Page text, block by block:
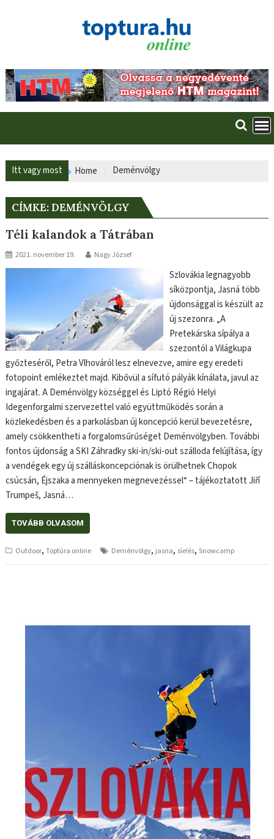
Itt vagy most Home Deménvölgy
CÍMKE: DEMÉNVÖLGY
Téli kalandok a Tátrában
2021. november 19. Nagy József
Szlovákia legnagyobb
síközpontja, Jasná több
újdonsággal is készült az
új szezonra. „A
Pretekárska sípálya a
szezontól a Világkupa
győzteséről, Petra Vlhováról lesz elnevezve, amire egy eredeti
fotopoint emlékeztet majd. Kibővül a sífutó pályák kínálata, javul az
ingajárat. A Deménvölgy községgel és Liptó Régió Helyi
Idegenforgalmi szervezettel való együttműködés során a
közlekedésben és a parkolásban új koncepció kerül bevezetésre,
amely csökkentheti a forgalomsűrűséget Deménvölgyben. További
fontos újdonság a SKI Záhradky ski-in/ski-out szálloda felújítása, így
a vendégek egy új szálláskoncepciónak is örülhetnek Chopok
csúcsán, Éjszaka a mennyeken megnevezéssel“ – tájékoztatott Jiří
Trumpeš, Jasná…
TOVÁBB OLVASOM
Outdoor,Toptúra online Deménvölgy, jasna, síelés, Snowcamp